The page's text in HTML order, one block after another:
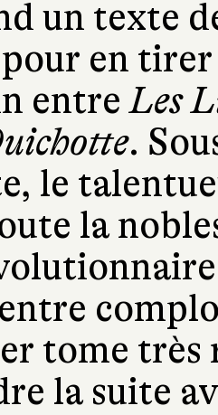
un texte
en
entreLes
.
le
la
tome très
la suite